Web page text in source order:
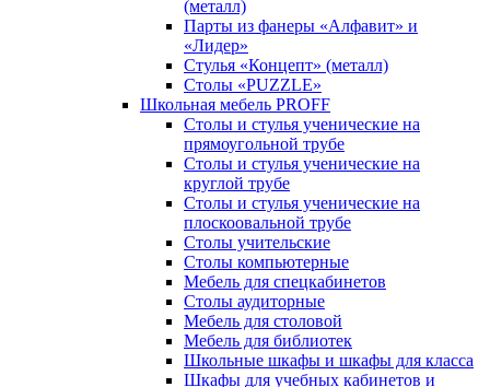
(металл)
Парты из фанеры «Алфавит» и
«Лидер»
Стулья «Концепт» (металл)
Столы «PUZZLE»
Школьная мебель PROFF
Столы и стулья ученические на
прямоугольной трубе
Столы и стулья ученические на
круглой трубе
Столы и стулья ученические на
плоскоовальной трубе
Столы учительские
Столы компьютерные
Мебель для спецкабинетов
Столы аудиторные
Мебель для столовой
Мебель для библиотек
Школьные шкафы и шкафы для класса
Шкафы для учебных кабинетов и